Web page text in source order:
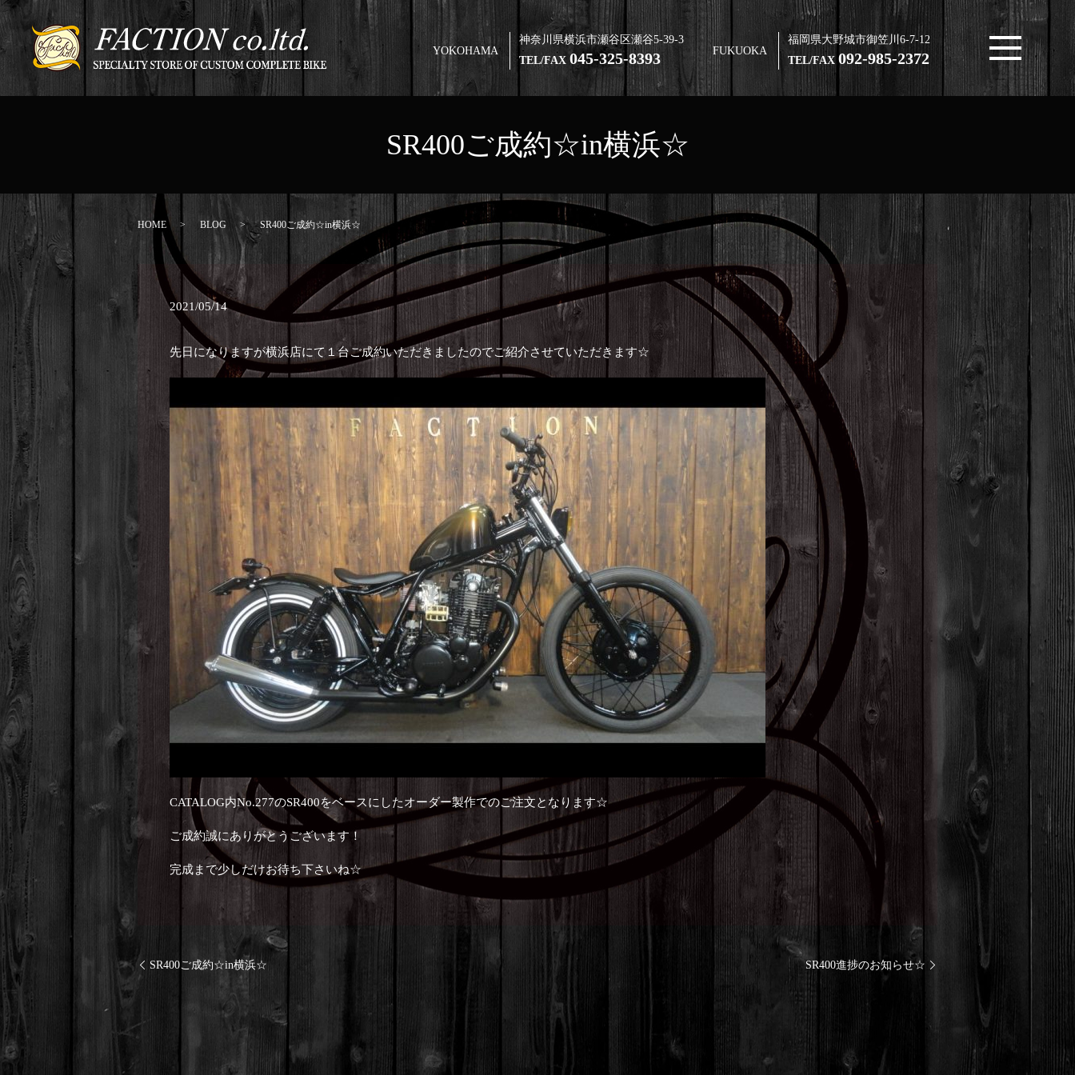
YOKOHAMA
神奈川県横浜市瀬谷区瀬谷5-39-3
TEL/FAX045-325-8393 FUKUOKA
福岡県大野城市御笠川6-7-12
TEL/FAX 092-985-2372
SR400ご成約☆in横浜☆
HOME BLOG SR400ご成約☆in横浜☆
2021/05/14
先日になりますが横浜店にて１台ご成約いただきましたのでご紹介させていただきます☆
CATALOG内No.277のSR400をベースにしたオーダー製作でのご注文となります☆
ご成約誠にありがとうございます！
完成まで少しだけお待ち下さいね☆
SR400ご成約☆in横浜☆ SR400進捗のお知らせ☆